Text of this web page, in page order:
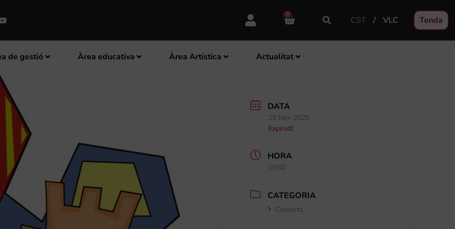
0
CST VLC Tenda
de gestió Àrea educativa Àrea Artística Actualitat
DATA
29 Nov 2025
Expired!
HORA
19:00
CATEGORIA
Concerts